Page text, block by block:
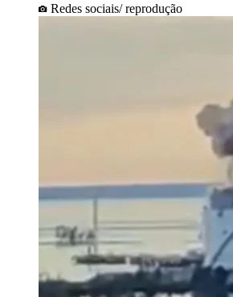
Redes sociais/ reprodução